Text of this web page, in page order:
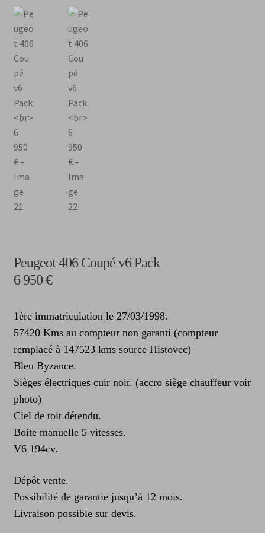
Peugeot 406 Coupé v6 Pack
6 950 €
1ère immatriculation le 27/03/1998.
57420 Kms au compteur non garanti (compteur
remplacé à 147523 kms source Histovec)
Bleu Byzance.
Sièges électriques cuir noir. (accro siège chauffeur voir
photo)
Ciel de toit détendu.
Boite manuelle 5 vitesses.
V6 194cv.
Dépôt vente.
Possibilité de garantie jusqu’à 12 mois.
Livraison possible sur devis.